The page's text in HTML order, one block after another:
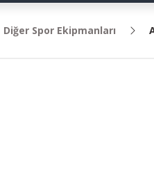
Diğer Spor Ekipmanları